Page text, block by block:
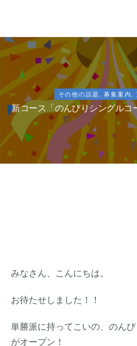
content
新コース「のんびりシングルコ
その他の話題 ,募集案内 ,
みなさん、こんにちは。
お待たせしました！！
単勝派に持ってこいの、のん
がオープン！